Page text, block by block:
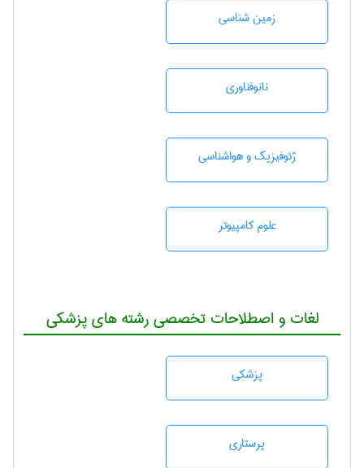
زمين شناسی
نانوفناوری
ژئوفيزيك و هواشناسی
علوم کامپیوتر
لغات و اصطلاحات تخصصی رشته های پزشکی
پزشكی
پرستاری